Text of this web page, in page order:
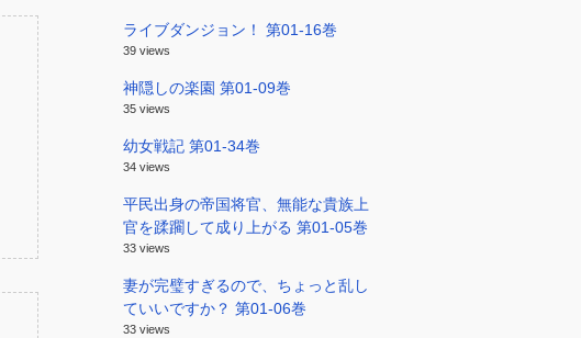
ライブダンジョン！ 第01-16巻
39 views
神隠しの楽園 第01-09巻
35 views
幼女戦記 第01-34巻
34 views
平民出身の帝国将官、無能な貴族上
官を蹂躙して成り上がる 第01-05巻
33 views
妻が完璧すぎるので、ちょっと乱し
ていいですか？ 第01-06巻
33 views